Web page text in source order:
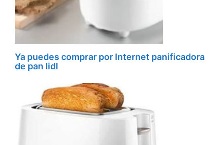
Ya puedes comprar por Internet panificadora
de pan lidl